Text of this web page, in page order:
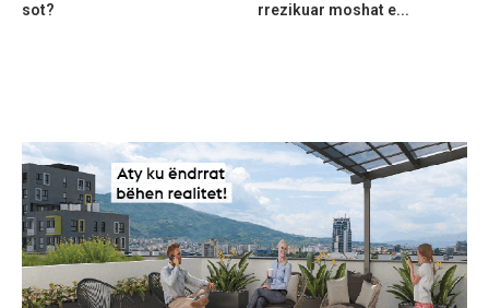
sot?
rrezikuar moshat e...